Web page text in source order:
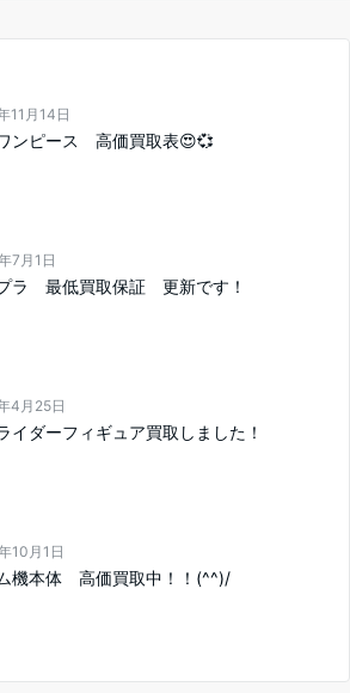
11月14日
ンピース 高価買取表😍💞
7月1日
ラ 最低買取保証 更新です！
4月25日
イダーフィギュア買取しました！
10月1日
機本体 高価買取中！！(^^)/